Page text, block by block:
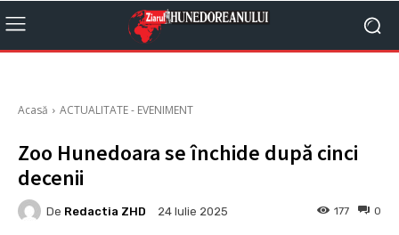
Acasă ACTUALITATE - EVENIMENT
Zoo Hunedoara se închide după cinci
decenii
De Redactia ZHD 24 Iulie 2025 0
177